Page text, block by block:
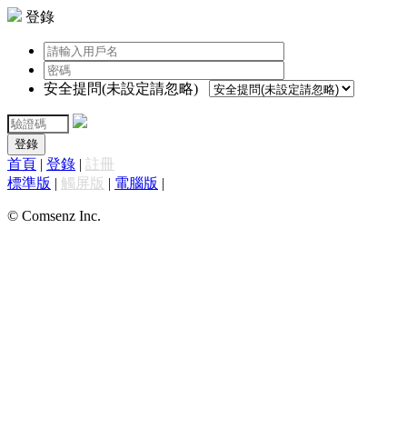
登錄
安全提問(未設定請忽略)
登錄
首頁 | 登錄 | 註冊
標準版 | 觸屏版 | 電腦版 |
© Comsenz Inc.